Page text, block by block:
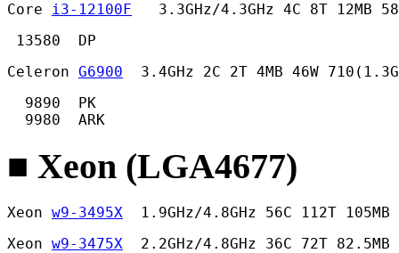
Core i3-12100F
3.3GHz/4.3GHz 4C 8T 12MB
13580  DP
Celeron G6900
3.4GHz 2C 2T 4MB 46W
  9890  PK
  9980  ARK
■ Xeon (LGA4677)
Xeon w9-3495X
1.9GHz/4.8GHz 56C 112T 105MB
Xeon w9-3475X
2.2GHz/4.8GHz 36C 72T 82.5MB